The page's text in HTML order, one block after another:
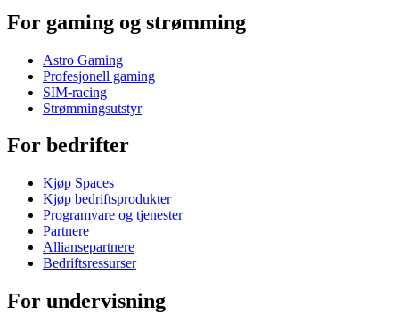
For gaming og strømming
Astro Gaming
Profesjonell gaming
SIM-racing
Strømmingsutstyr
For bedrifter
Kjøp Spaces
Kjøp bedriftsprodukter
Programvare og tjenester
Partnere
Alliansepartnere
Bedriftsressurser
For undervisning